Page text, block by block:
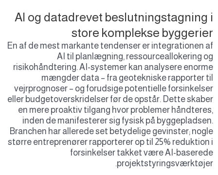
AI og datadrevet beslutningstagning i
store komplekse byggerier
En af de mest markante tendenser er integrationen af
AI til planlægning, ressourceallokering og
risikohåndtering. AI-systemer kan analysere enorme
mængder data – fra geotekniske rapporter til
vejrprognoser – og forudsige potentielle forsinkelser
eller budgetoverskridelser før de opstår. Dette skaber
en mere proaktiv tilgang hvor problemer håndteres,
inden de manifesterer sig fysisk på byggepladsen.
Branchen har allerede set betydelige gevinster; nogle
større entreprenører rapporterer op til 25% reduktion i
forsinkelser takket være AI-baserede
projektstyringsværktøjer.